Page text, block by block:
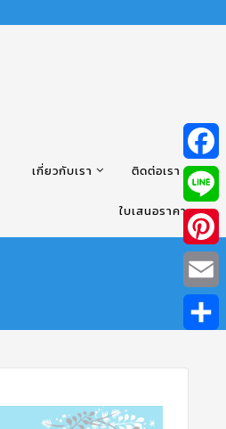
เกี่ยวกับเรา ติดต่อเรา
ใบเสนอราคาLine
Email